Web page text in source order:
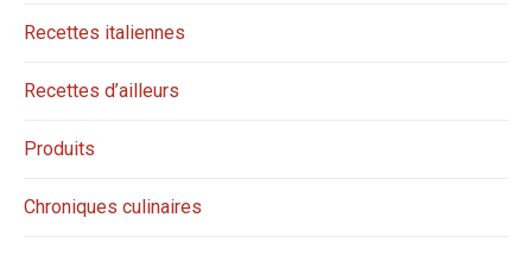
Recettes italiennes
Recettes d’ailleurs
Produits
Chroniques culinaires